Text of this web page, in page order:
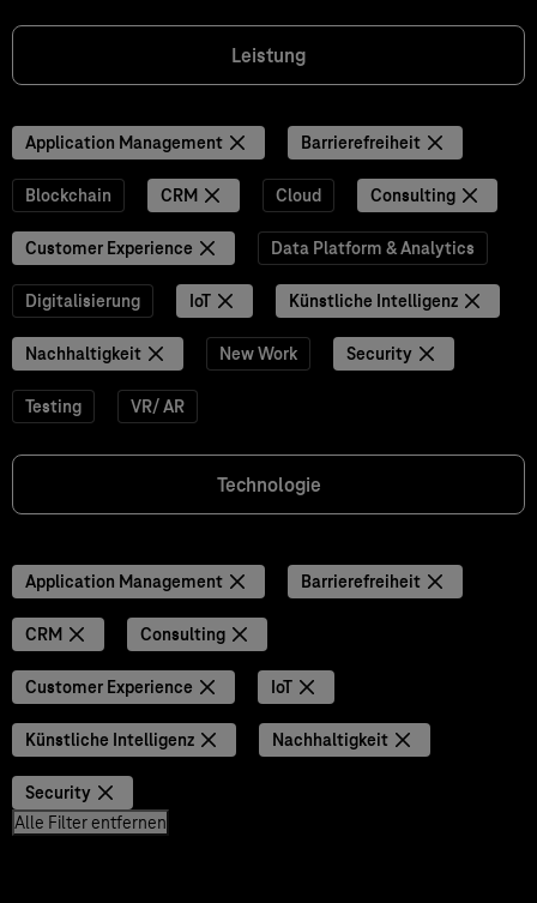
Leistung
Application Management Barrierefreiheit
Blockchain CRM Cloud Consulting
Customer Experience Data Platform & Analytics
Digitalisierung IoT Künstliche Intelligenz
Nachhaltigkeit New Work Security
Testing VR/ AR
Technologie
Application Management Barrierefreiheit
CRM Consulting
Customer Experience IoT
Künstliche Intelligenz Nachhaltigkeit
Security
Alle Filter entfernen